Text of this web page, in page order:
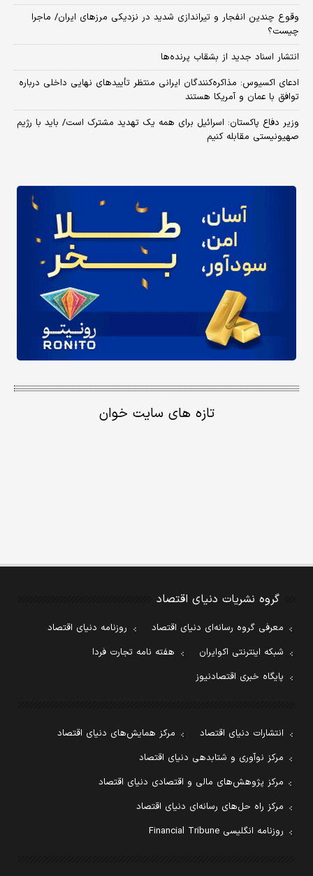
وقوع چندین انفجار و تیراندازی شدید در نزدیکی مرز‌های ایران/ ماجرا
چیست؟
انتشار اسناد جدید از بشقاب پرنده‌ها
ادعای اکسیوس: مذاکره‌کنندگان ایرانی منتظر تأییدهای نهایی داخلی درباره
توافق با عمان و آمریکا هستند
وزیر دفاع پاکستان: اسرائیل برای همه یک تهدید مشترک است/ باید با رژیم
صهیونیستی مقابله کنیم
تازه های سایت خوان
گروه نشریات دنیای اقتصاد
معرفی گروه رسانه‌ای دنیای اقتصاد
روزنامه دنیای اقتصاد
شبکه اینترنتی اکوایران
هفته نامه تجارت فردا
پایگاه خبری اقتصادنیوز
انتشارات دنیای اقتصاد
مرکز همایش‌های دنیای اقتصاد
مرکز نوآوری و شتابدهی دنیای اقتصاد
مرکز پژوهش‌های مالی و اقتصادی دنیای اقتصاد
مرکز راه حل‌های رسانه‌ای دنیای اقتصاد
روزنامه انگلیسی Financial Tribune